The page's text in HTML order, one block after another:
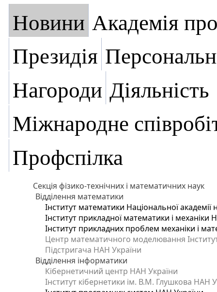
Новини Академія
Президія
Нагороди Діяльність
Міжнародне
Профспілка
Секція фізико-технічних і математичних наук
Відділення математики
Інститут математики Національної академії
Інститут прикладної математики і механіки
Інститут прикладних проблем механіки і
Центр математичного моделювання
Підстригача НАН України
Відділення інформатики
Кібернетичний центр НАН України
Інститут кібернетики ім. В.М. Глушкова НАН